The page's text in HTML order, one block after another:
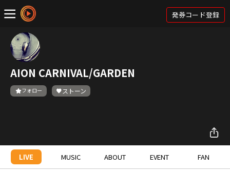
発券コード登録
AION CARNIVAL/GARDEN
フォロー ストーン
LIVE MUSIC ABOUT EVENT FAN